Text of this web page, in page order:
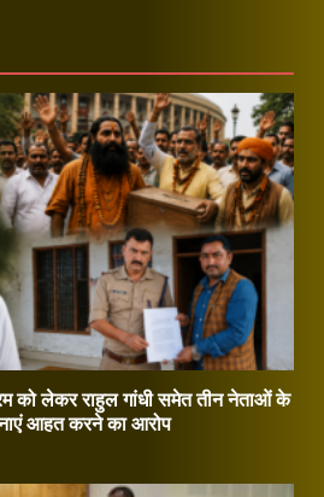
को लेकर राहुल गांधी समेत तीन नेताओं के
आहत करने का आरोप